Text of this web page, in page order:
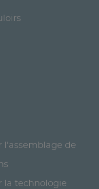
l'assemblage de
la technologie